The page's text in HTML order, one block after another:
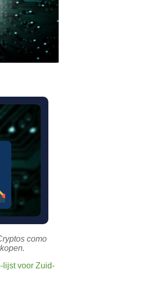
como
lijst voor Zuid-